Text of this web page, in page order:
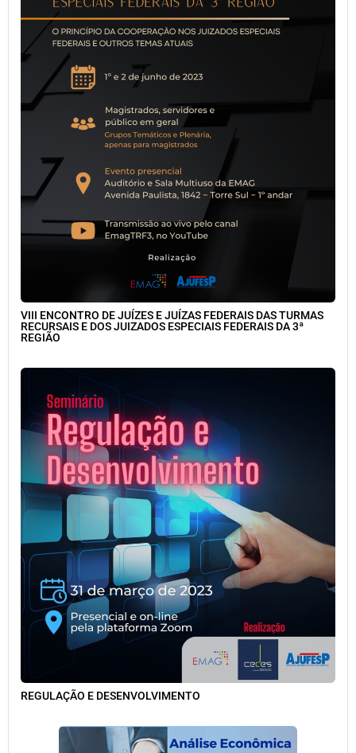
VIII ENCONTRO DE JUÍZES E JUÍZAS FEDERAIS DAS TURMAS
RECURSAIS E DOS JUIZADOS ESPECIAIS FEDERAIS DA 3ª
REGIÃO
REGULAÇÃO E DESENVOLVIMENTO